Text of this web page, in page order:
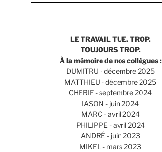
LE TRAVAIL TUE. TROP.
TOUJOURS TROP.
À la mémoire de nos collègues :
DUMITRU - décembre 2025
MATTHIEU - décembre 2025
CHERIF - septembre 2024
IASON - juin 2024
MARC - avril 2024
PHILIPPE - avril 2024
ANDRÉ - juin 2023
MIKEL - mars 2023